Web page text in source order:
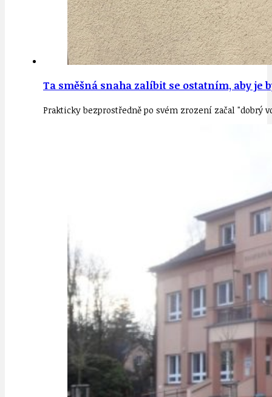
Ta směšná snaha zalíbit se ostatním, aby
Prakticky bezprostředně po svém zrození začal "dobrý